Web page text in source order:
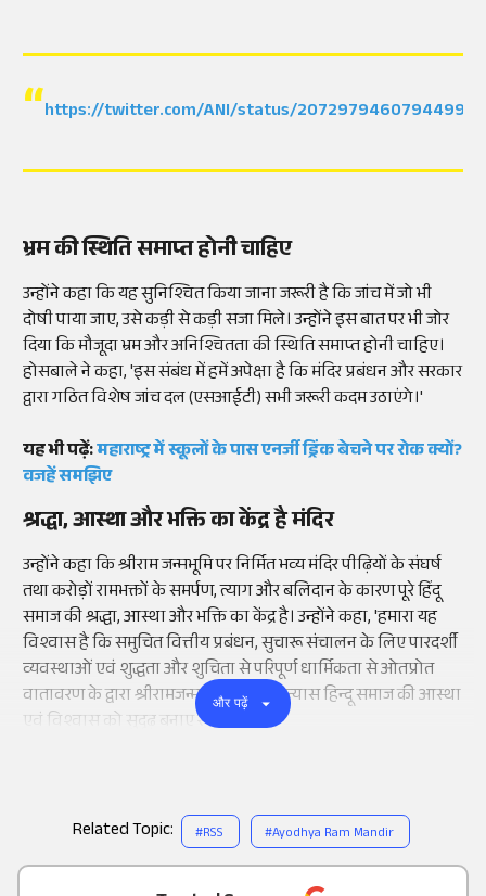
Add
as a
https://twitter.com/ANI/status/
भ्रम की स्थिति समाप्त होनी चाहिए
उन्होंने कहा कि यह सुनिश्चित किया जाना जरूरी है कि जांच में जो भी
दोषी पाया जाए, उसे कड़ी से कड़ी सजा मिले। उन्होंने इस बात पर भी जोर
दिया कि मौजूदा भ्रम और अनिश्चितता की स्थिति समाप्त होनी चाहिए।
होसबाले ने कहा, 'इस संबंध में हमें अपेक्षा है कि मंदिर प्रबंधन और सरकार
द्वारा गठित विशेष जांच दल (एसआईटी) सभी जरूरी कदम उठाएंगे।'
यह भी पढ़ें:महाराष्ट्र में स्कूलों के पास एनर्जी ड्रिंक बेचने पर रोक क्यों?
वजहें समझिए
श्रद्धा, आस्था और भक्ति का केंद्र है मंदिर
उन्होंने कहा कि श्रीराम जन्मभूमि पर निर्मित भव्य मंदिर पीढ़ियों के संघर्ष
तथा करोड़ों रामभक्तों के समर्पण, त्याग और बलिदान के कारण पूरे हिंदू
समाज की श्रद्धा, आस्था और भक्ति का केंद्र है। उन्होंने कहा, 'हमारा यह
विश्वास है कि समुचित वित्तीय प्रबंधन, सुचारू संचालन के लिए पारदर्शी
व्यवस्थाओं एवं शुद्धता और शुचिता से परिपूर्ण धार्मिकता से ओतप्रोत
वातावरण के द्वारा श्रीरामजन्मभूमि तीर्थ क्षेत्र न्यास हिन्दू समाज की आस्था
एवं विश्वास को सुदृढ़ बनाए रखेगा।'
और पढ़ें
Related Topic: #RSS #Ayodhya Ram Mandir